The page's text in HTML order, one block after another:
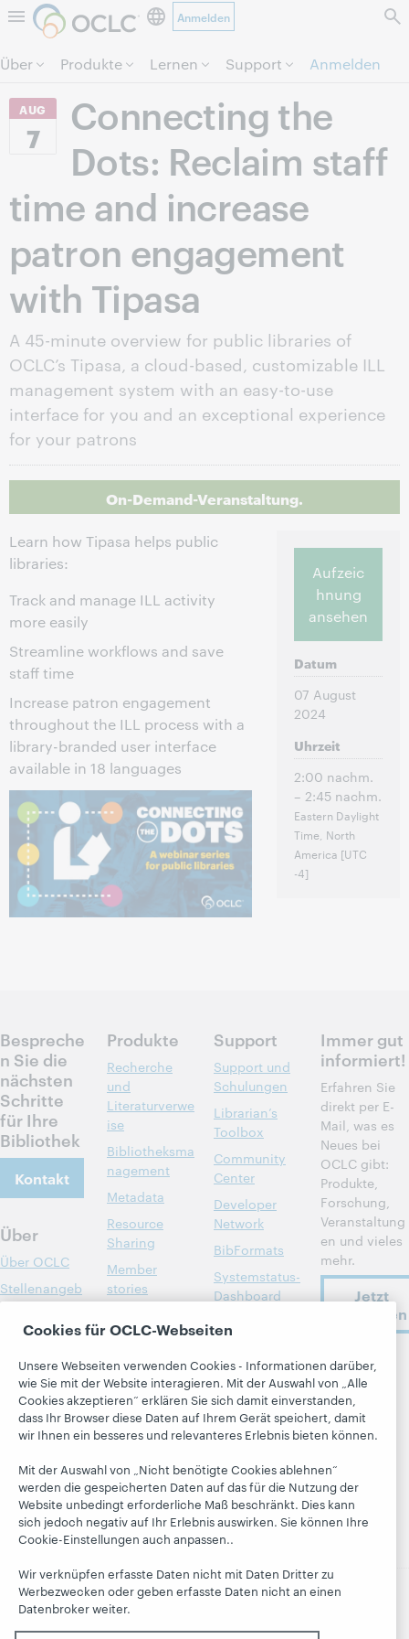
Direkt zum Seiteninhalt.
Anmelden
Über Produkte Lernen Support Anmelden
AUG
7
Connecting the
Dots: Reclaim staff
time and increase
patron engagement
with Tipasa
A 45-minute overview for public libraries of
OCLC’s Tipasa, a cloud-based, customizable ILL
management system with an easy-to-use
interface for you and an exceptional experience
for your patrons
On-Demand-Veranstaltung.
Learn how Tipasa helps public
libraries:
Track and manage ILL activity
more easily
Streamline workflows and save
staff time
Increase patron engagement
throughout the ILL process with a
library-branded user interface
available in 18 languages
Aufzeic
hnung
ansehen
Datum
07 August
2024
Uhrzeit
2:00 nachm.
– 2:45 nachm.
Eastern Daylight
Time, North
America [UTC
-4]
Bespreche
n Sie die
nächsten
Schritte
für Ihre
Bibliothek
Kontakt
Über
Über OCLC
Stellenangeb
ote
Respekt und
Finanzen
Führung
Mitgliedschaft
Produkte
Recherche
und
Literaturverwe
ise
Bibliotheksma
nagement
Metadata
Resource
Sharing
Member
stories
und Services »
Lernen
Research
WebJunction
Veranstaltung
en
On-Demand-
Webinare
Support
Support und
Schulungen
Librarian’s
Toolbox
Community
Center
Developer
Network
BibFormats
Systemstatus-
Dashboard
Blogs
Blog
„Hanging
Together“
President's
Leadership
blog
Immer gut
informiert!
Erfahren Sie
direkt per E-
Mail, was es
Neues bei
OCLC gibt:
Produkte,
Forschung,
Veranstaltung
en und vieles
mehr.
Jetzt
anmelden
OCLC
folgen
© 2026 OCLC
Handelsmarken und / oder Dienstleistungsmarken von
Cookies für OCLC-Webseiten
Unsere Webseiten verwenden Cookies - Informationen darüber,
wie Sie mit der Website interagieren. Mit der Auswahl von „Alle
Cookies akzeptieren“ erklären Sie sich damit einverstanden,
dass Ihr Browser diese Daten auf Ihrem Gerät speichert, damit
wir Ihnen ein besseres und relevanteres Erlebnis bieten können.
Mit der Auswahl von „Nicht benötigte Cookies ablehnen“
werden die gespeicherten Daten auf das für die Nutzung der
Website unbedingt erforderliche Maß beschränkt. Dies kann
sich jedoch negativ auf Ihr Erlebnis auswirken. Sie können Ihre
Cookie-Einstellungen auch anpassen..
Wir verknüpfen erfasste Daten nicht mit Daten Dritter zu
Werbezwecken oder geben erfasste Daten nicht an einen
Datenbroker weiter.